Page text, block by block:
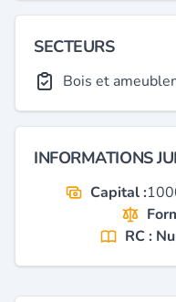
SECTEURS
Bois et
INFORMATIONS
Capital :
RC :